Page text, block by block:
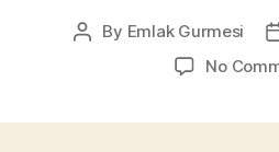
Post
By Emlak Gurmesi
No